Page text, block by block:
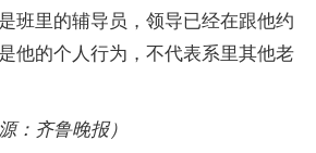
班里的辅导员，领导已经在跟他约
他的个人行为，不代表系里其他老
：齐鲁晚报）